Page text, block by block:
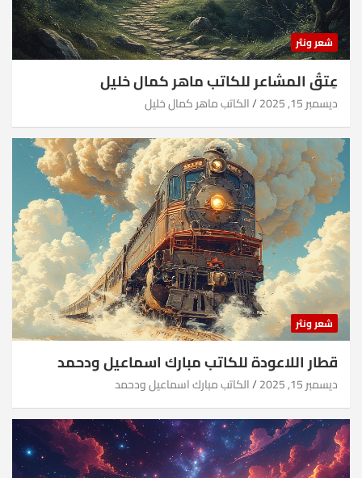
شعر ونثر
عِتقُ المشاعر للكاتب ماهر كمال خليل
ديسمبر 15, 2025 الكاتب ماهر كمال خليل
شعر ونثر
قطار اللاعودة للكاتب مبارك اسماعيل ودحمد
ديسمبر 15, 2025 الكاتب مبارك اسماعيل ودحمد